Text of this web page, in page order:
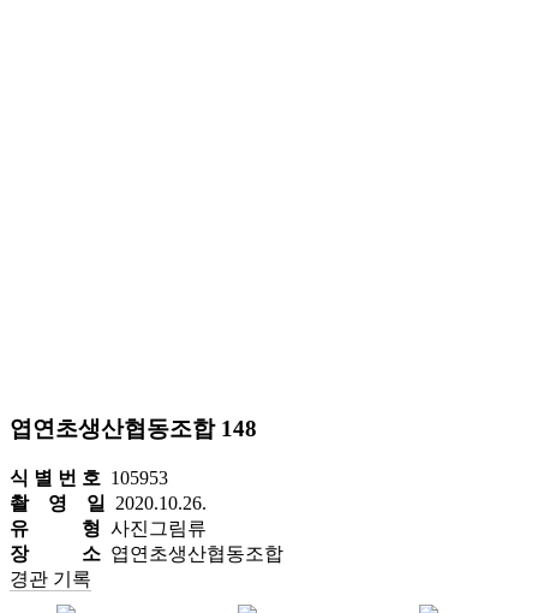
엽연초생산협동조합 148
식 별 번 호 105953
촬 영 일
2020.10.26.
유 형 사진그림류
장 소 엽연초생산협동조합
경관 기록